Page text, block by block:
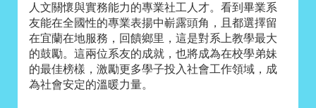
人文關懷與實務能力的專業社工人才。看到畢業系
友能在全國性的專業表揚中嶄露頭角，且都選擇留
在宜蘭在地服務，回饋鄉里，這是對系上教學最大
的鼓勵。這兩位系友的成就，也將成為在校學弟妹
的最佳榜樣，激勵更多學子投入社會工作領域，成
為社會安定的溫暖力量。